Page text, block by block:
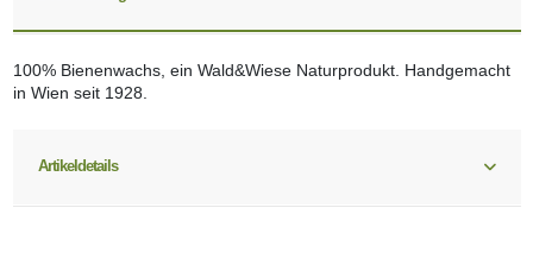
100% Bienenwachs, ein Wald&Wiese Naturprodukt. Handgemacht
in Wien seit 1928.
Artikeldetails